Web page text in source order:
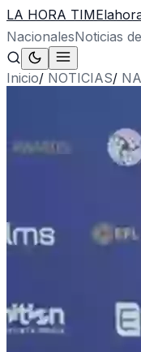
LA HORA TIME
NacionalesNoticias
Inicio/ NOTICIAS/